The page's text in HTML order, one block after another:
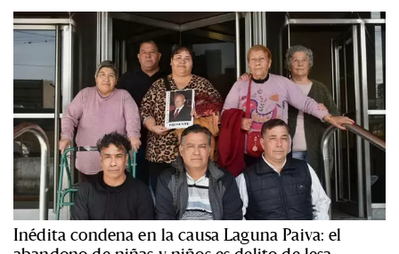
Inédita condena en la causa Laguna Paiva: el